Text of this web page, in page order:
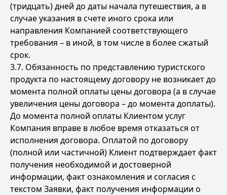
(тридцать) дней до даты начала путешествия, а в
случае указания в счете иного срока или
направления Компанией соответствующего
требования – в иной, в том числе в более сжатый
срок.
3.7. Обязанность по представлению туристского
продукта по настоящему договору не возникает до
момента полной оплаты цены договора (а в случае
увеличения цены договора – до момента доплаты).
До момента полной оплаты Клиентом услуг
Компания вправе в любое время отказаться от
исполнения договора. Оплатой по договору
(полной или частичной) Клиент подтверждает факт
получения необходимой и достоверной
информации, факт ознакомления и согласия с
текстом Заявки, факт получения информации о